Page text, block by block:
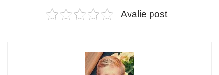
Avalie post